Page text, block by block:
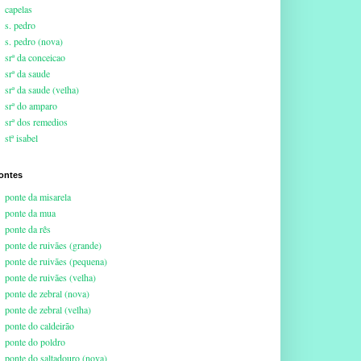
capelas
s. pedro
s. pedro (nova)
srª da conceicao
srª da saude
srª da saude (velha)
srª do amparo
srª dos remedios
stª isabel
ponte da misarela
ponte da mua
ponte da rês
ponte de ruivães (grande)
ponte de ruivães (pequena)
ponte de ruivães (velha)
ponte de zebral (nova)
ponte de zebral (velha)
ponte do caldeirão
ponte do poldro
ponte do saltadouro (nova)